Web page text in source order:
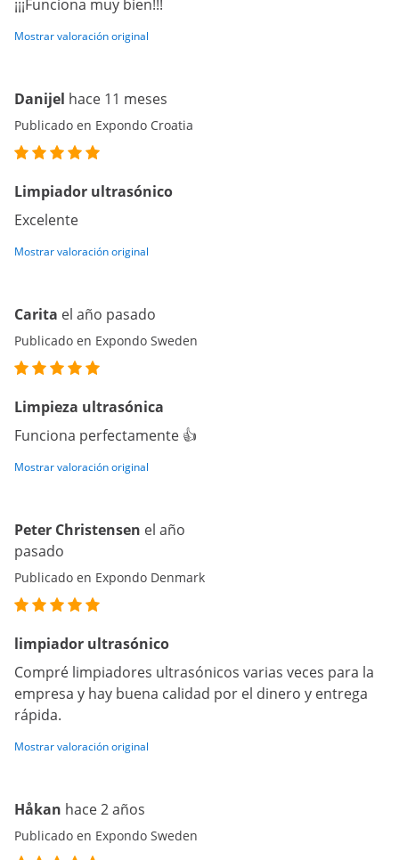
¡¡¡Funciona muy bien!!!
Mostrar valoración original
Danijel hace 11 meses
Publicado en Expondo Croatia
Limpiador ultrasónico
Excelente
Mostrar valoración original
Carita el año pasado
Publicado en Expondo Sweden
Limpieza ultrasónica
Funciona perfectamente 👍
Mostrar valoración original
Peter Christensen el año
pasado
Publicado en Expondo Denmark
limpiador ultrasónico
Compré limpiadores ultrasónicos varias veces para la
empresa y hay buena calidad por el dinero y entrega
rápida.
Mostrar valoración original
Håkan hace 2 años
Publicado en Expondo Sweden